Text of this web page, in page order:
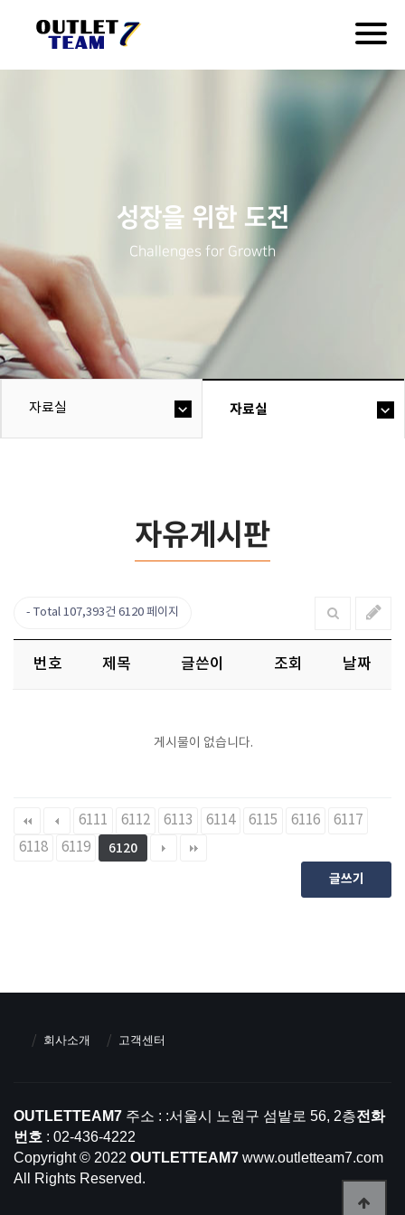
성장을 위한 도전
Challenges for Growth
자료실 자료실
자유게시판
Total 107,393건 6120 페이지
번호 제목 글쓴이 조회 날짜
게시물이 없습니다.
6111 6112 6113 6114 6115 6116
6117
6118
6119
6120
글쓰기
회사소개 고객센터
OUTLETTEAM7 주소 : :서울시 노원구 섬밭로 56, 2층전화
번호 : 02-436-4222
Copyright © 2022 OUTLETTEAM7 www.outletteam7.com
All Rights Reserved.